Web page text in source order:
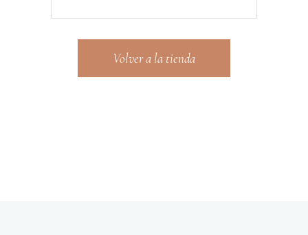
Volver a la tienda